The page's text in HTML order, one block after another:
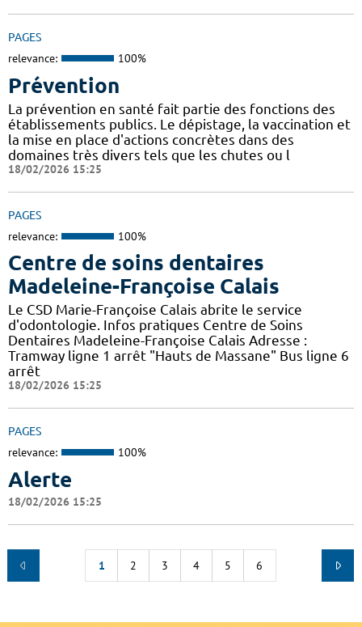
PAGES
relevance: 100%
Prévention
La prévention en santé fait partie des fonctions des
établissements publics. Le dépistage, la vaccination et
la mise en place d'actions concrètes dans des
domaines très divers tels que les chutes ou l
18/02/2026 15:25
PAGES
relevance: 100%
Centre de soins dentaires
Madeleine-Françoise Calais
Le CSD Marie-Françoise Calais abrite le service
d'odontologie. Infos pratiques Centre de Soins
Dentaires Madeleine-Françoise Calais Adresse :
Tramway ligne 1 arrêt "Hauts de Massane" Bus ligne 6
arrêt
18/02/2026 15:25
PAGES
relevance: 100%
Alerte
18/02/2026 15:25
1 2 3 4 5 6